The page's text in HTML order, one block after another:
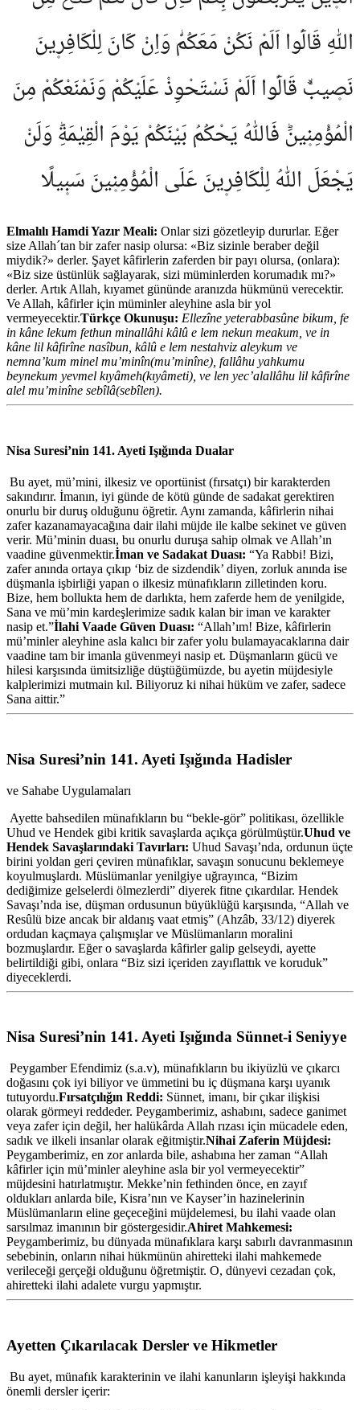
اللّٰهِ قَالُٓوا اَلَمْ نَكُنْ مَعَكُمْؗ وَاِنْ كَانَ لِلْكَافِر۪ينَ
نَص۪يبٌۙ قَالُٓوا اَلَمْ نَسْتَحْوِذْ عَلَيْكُمْ وَنَمْنَعْكُمْ مِنَ
الْمُؤْمِن۪ينَؕ فَاللّٰهُ يَحْكُمُ بَيْنَكُمْ يَوْمَ الْقِيٰمَةِؕ وَلَنْ
يَجْعَلَ اللّٰهُ لِلْكَافِر۪ينَ عَلَى الْمُؤْمِن۪ينَ سَب۪يلًا
Elmalılı Hamdi Yazır Meali: Onlar sizi gözetleyip dururlar. Eğer
size Allah´tan bir zafer nasip olursa: «Biz sizinle beraber değil
miydik?» derler. Şayet kâfirlerin zaferden bir payı olursa, (onlara):
«Biz size üstünlük sağlayarak, sizi müminlerden korumadık mı?»
derler. Artık Allah, kıyamet gününde aranızda hükmünü verecektir.
Ve Allah, kâfirler için müminler aleyhine asla bir yol
vermeyecektir.Türkçe Okunuşu: Ellezîne yeterabbasûne bikum, fe
in kâne lekum fethun minallâhi kâlû e lem nekun meakum, ve in
kâne lil kâfirîne nasîbun, kâlû e lem nestahviz aleykum ve
nemna’kum minel mu’minîn(mu’minîne), fallâhu yahkumu
beynekum yevmel kıyâmeh(kıyâmeti), ve len yec’alallâhu lil kâfirîne
alel mu’minîne sebîlâ(sebîlen).
Nisa Suresi’nin 141. Ayeti Işığında Dualar
Bu ayet, mü’mini, ilkesiz ve oportünist (fırsatçı) bir karakterden
sakındırır. İmanın, iyi günde de kötü günde de sadakat gerektiren
onurlu bir duruş olduğunu öğretir. Aynı zamanda, kâfirlerin nihai
zafer kazanamayacağına dair ilahi müjde ile kalbe sekinet ve güven
verir. Mü’minin duası, bu onurlu duruşa sahip olmak ve Allah’ın
vaadine güvenmektir.İman ve Sadakat Duası: “Ya Rabbi! Bizi,
zafer anında ortaya çıkıp ‘biz de sizdendik’ diyen, zorluk anında ise
düşmanla işbirliği yapan o ilkesiz münafıkların zilletinden koru.
Bize, hem bollukta hem de darlıkta, hem zaferde hem de yenilgide,
Sana ve mü’min kardeşlerimize sadık kalan bir iman ve karakter
nasip et.”İlahi Vaade Güven Duası: “Allah’ım! Bize, kâfirlerin
mü’minler aleyhine asla kalıcı bir zafer yolu bulamayacaklarına dair
vaadine tam bir imanla güvenmeyi nasip et. Düşmanların gücü ve
hilesi karşısında ümitsizliğe düştüğümüzde, bu ayetin müjdesiyle
kalplerimizi mutmain kıl. Biliyoruz ki nihai hüküm ve zafer, sadece
Sana aittir.”
Nisa Suresi’nin 141. Ayeti Işığında Hadisler
ve Sahabe Uygulamaları
Ayette bahsedilen münafıkların bu “bekle-gör” politikası, özellikle
Uhud ve Hendek gibi kritik savaşlarda açıkça görülmüştür.Uhud ve
Hendek Savaşlarındaki Tavırları: Uhud Savaşı’nda, ordunun üçte
birini yoldan geri çeviren münafıklar, savaşın sonucunu beklemeye
koyulmuşlardı. Müslümanlar yenilgiye uğrayınca, “Bizim
dediğimize gelselerdi ölmezlerdi” diyerek fitne çıkardılar. Hendek
Savaşı’nda ise, düşman ordusunun büyüklüğü karşısında, “Allah ve
Resûlü bize ancak bir aldanış vaat etmiş” (Ahzâb, 33/12) diyerek
ordudan kaçmaya çalışmışlar ve Müslümanların moralini
bozmuşlardır. Eğer o savaşlarda kâfirler galip gelseydi, ayette
belirtildiği gibi, onlara “Biz sizi içeriden zayıflattık ve koruduk”
diyeceklerdi.
Nisa Suresi’nin 141. Ayeti Işığında Sünnet-i Seniyye
Peygamber Efendimiz (s.a.v), münafıkların bu ikiyüzlü ve çıkarcı
doğasını çok iyi biliyor ve ümmetini bu iç düşmana karşı uyanık
tutuyordu.Fırsatçılığın Reddi: Sünnet, imanı, bir çıkar ilişkisi
olarak görmeyi reddeder. Peygamberimiz, ashabını, sadece ganimet
veya zafer için değil, her halükârda Allah rızası için mücadele eden,
sadık ve ilkeli insanlar olarak eğitmiştir.Nihai Zaferin Müjdesi:
Peygamberimiz, en zor anlarda bile, ashabına her zaman “Allah
kâfirler için mü’minler aleyhine asla bir yol vermeyecektir”
müjdesini hatırlatmıştır. Mekke’nin fethinden önce, en zayıf
oldukları anlarda bile, Kisra’nın ve Kayser’in hazinelerinin
Müslümanların eline geçeceğini müjdelemesi, bu ilahi vaade olan
sarsılmaz imanının bir göstergesidir.Ahiret Mahkemesi:
Peygamberimiz, bu dünyada münafıklara karşı sabırlı davranmasının
sebebinin, onların nihai hükmünün ahiretteki ilahi mahkemede
verileceği gerçeği olduğunu öğretmiştir. O, dünyevi cezadan çok,
ahiretteki ilahi adalete vurgu yapmıştır.
Ayetten Çıkarılacak Dersler ve Hikmetler
Bu ayet, münafık karakterinin ve ilahi kanunların işleyişi hakkında
önemli dersler içerir: